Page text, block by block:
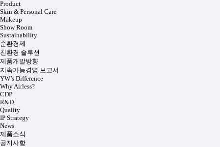
Product
Skin & Personal Care
Makeup
Show Room
Sustainability
순환경제
친환경 솔루션
제품개발방향
지속가능경영 보고서
YW’s Difference
Why Airless?
CDP
R&D
Quality
IP Strategy
News
제품소식
공지사항